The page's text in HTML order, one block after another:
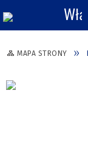
MAPA STRONY